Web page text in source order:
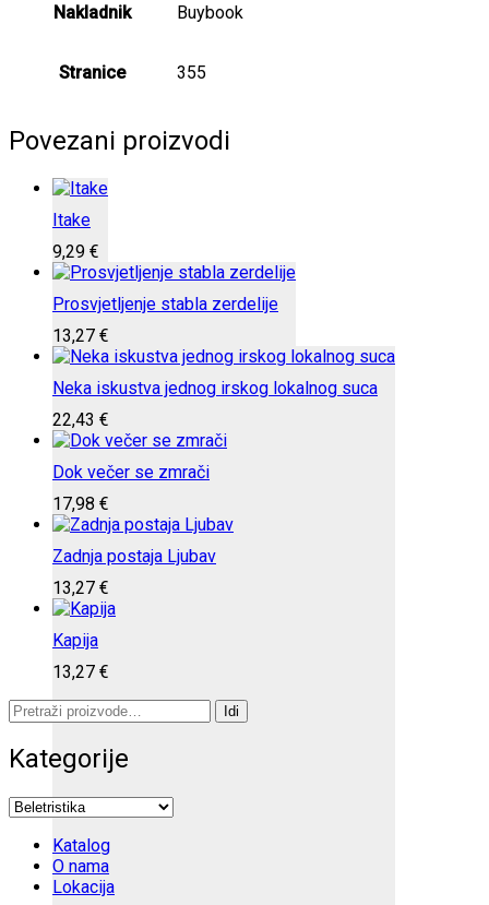
Nakladnik Buybook
Stranice 355
Povezani proizvodi
Itake
9,29 €
Prosvjetljenje stabla zerdelije
13,27 €
Neka iskustva jednog irskog lokalnog suca
22,43 €
Dok večer se zmrači
17,98 €
Zadnja postaja Ljubav
13,27 €
Kapija
13,27 €
Pretraži:
Idi
Kategorije
Katalog
O nama
Lokacija